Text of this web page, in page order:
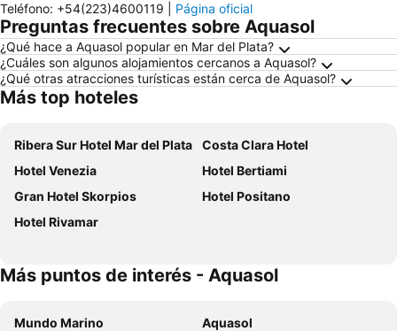
Teléfono: +54(223)4600119 Página oficial
Preguntas frecuentes sobre Aquasol
¿Qué hace a Aquasol popular en Mar del Plata?
¿Cuáles son algunos alojamientos cercanos a Aquasol?
¿Qué otras atracciones turísticas están cerca de Aquasol?
Más top hoteles
Ribera Sur Hotel Mar del Plata
Costa Clara Hotel
Hotel Venezia
Hotel Bertiami
Gran Hotel Skorpios
Hotel Positano
Hotel Rivamar
Más puntos de interés - Aquasol
Mundo Marino
Aquasol